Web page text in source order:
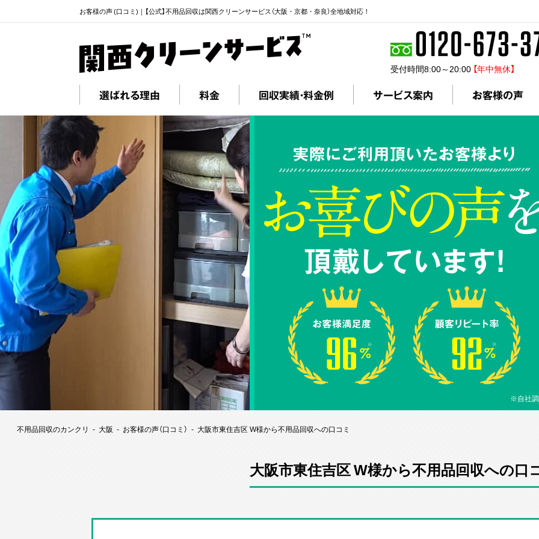
お客様の声 (口コミ)｜【公式】不用品回収は関西クリーンサービス（大阪・京都・奈良）全地域対応！
受付時間8:00～20:00 【年中無休】
選ばれる理由 料金 回収実績・料金例 サービス案内 お客様の声
実際にご利用頂いたお客様より
頂戴しています!
※自社
不用品回収のカンクリ 大阪 お客様の声（口コミ） 大阪市東住吉区 W様から不用品回収への口コミ
大阪市東住吉区 W様から不用品回収への口